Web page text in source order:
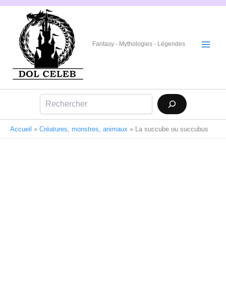
Aller
Fantasy - Mythologies - Légendes
Accueil » Créatures, monstres, animaux » La succube ou succubus